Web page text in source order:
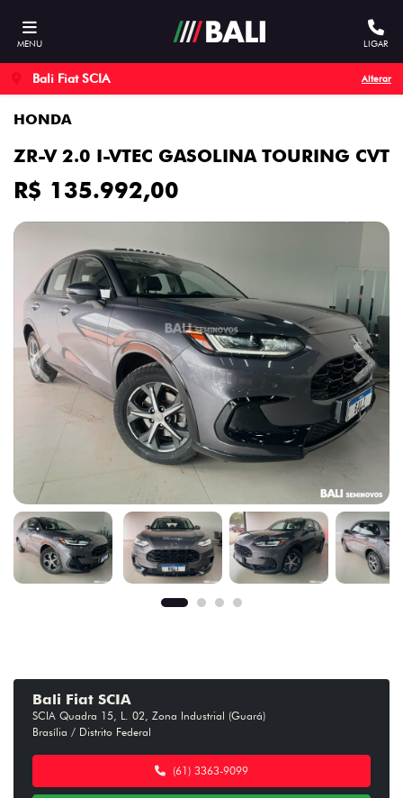
MENU LIGAR
Bali Fiat SCIA Alterar
HONDA
ZR-V 2.0 I-VTEC GASOLINA TOURING CVT
R$ 135.992,00
Previous Next
Bali Fiat SCIA
SCIA Quadra 15, L. 02, Zona Industrial (Guará)
Brasília / Distrito Federal
(61) 3363-9099